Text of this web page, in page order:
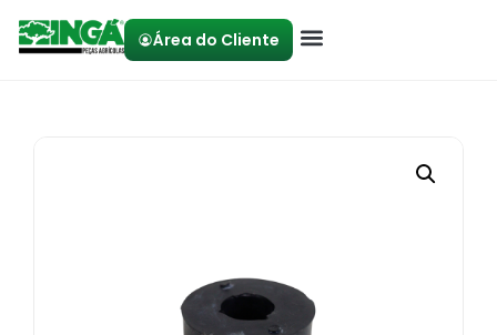
Área do Cliente